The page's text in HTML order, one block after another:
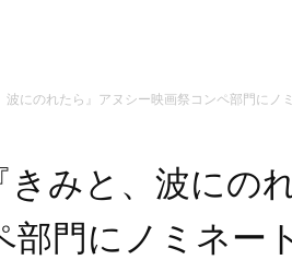
にのれたら』アヌシー映画祭コンペ部門にノ
みと、波にのれ
門にノミネー